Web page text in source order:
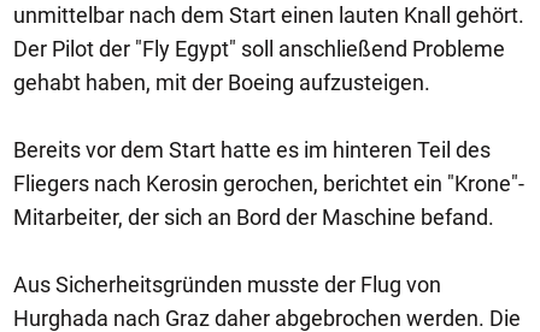
unmittelbar nach dem Start einen lauten Knall gehört.
Der Pilot der "Fly Egypt" soll anschließend Probleme
gehabt haben, mit der Boeing aufzusteigen.
Bereits vor dem Start hatte es im hinteren Teil des
Fliegers nach Kerosin gerochen, berichtet ein "Krone"-
Mitarbeiter, der sich an Bord der Maschine befand.
Aus Sicherheitsgründen musste der Flug von
Hurghada nach Graz daher abgebrochen werden. Die